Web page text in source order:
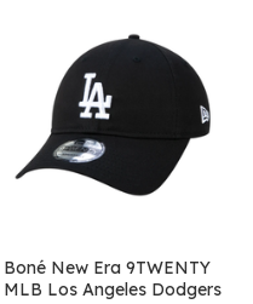
Boné New Era 9TWENTY
MLB Los Angeles Dodgers